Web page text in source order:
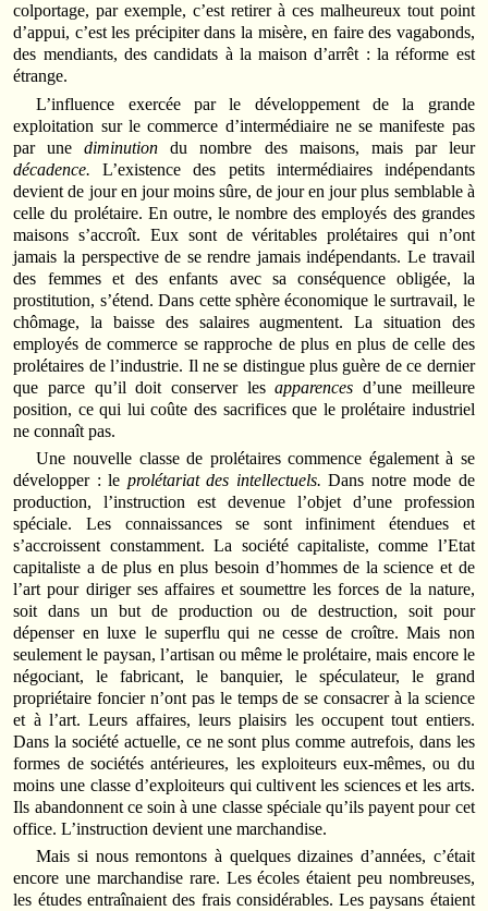
colportage, par exemple, c’est retirer à ces malheureux tout point
d’appui, c’est les précipiter dans la misère, en faire des vagabonds,
des mendiants, des candidats à la maison d’arrêt : la réforme est
étrange.
L’influence exercée par le développement de la grande
exploitation sur le commerce d’intermédiaire ne se manifeste pas
par unediminutiondu nombre des maisons, mais par leur
décadence.L’existence des petits intermédiaires indépendants
devient de jour en jour moins sûre, de jour en jour plus semblable à
celle du prolétaire. En outre, le nombre des employés des grandes
maisons s’accroît. Eux sont de véritables prolétaires qui n’ont
jamais la perspective de se rendre jamais indépendants. Le travail
des femmes et des enfants avec sa conséquence obligée, la
prostitution, s’étend. Dans cette sphère économique le surtravail, le
chômage, la baisse des salaires augmentent. La situation des
employés de commerce se rapproche de plus en plus de celle des
prolétaires de l’industrie. Il ne se distingue plus guère de ce dernier
que parce qu’il doit conserver lesapparencesd’une meilleure
position, ce qui lui coûte des sacrifices que le prolétaire industriel
ne connaît pas.
Une nouvelle classe de prolétaires commence également à se
développer : le prolétariat des intellectuels.Dans notre mode de
production, l’instruction est devenue l’objet d’une profession
spéciale. Les connaissances se sont infiniment étendues et
s’accroissent constamment. La société capitaliste, comme l’Etat
capitaliste a de plus en plus besoin d’hommes de la science et de
l’art pour diriger ses affaires et soumettre les forces de la nature,
soit dans un but de production ou de destruction, soit pour
dépenser en luxe le superflu qui ne cesse de croître. Mais non
seulement le paysan, l’artisan ou même le prolétaire, mais encore le
négociant, le fabricant, le banquier, le spéculateur, le grand
propriétaire foncier n’ont pas le temps de se consacrer à la science
et à l’art. Leurs affaires, leurs plaisirs les occupent tout entiers.
Dans la société actuelle, ce ne sont plus comme autrefois, dans les
formes de sociétés antérieures, les exploiteurs eux-mêmes, ou du
moins une classe d’exploiteurs qui cultivent les sciences et les arts.
Ils abandonnent ce soin à une classe spéciale qu’ils payent pour cet
office. L’instruction devient une marchandise.
Mais si nous remontons à quelques dizaines d’années, c’était
encore une mar­chandise rare. Les écoles étaient peu nombreuses,
les études entraînaient des frais considérables. Les paysans étaient